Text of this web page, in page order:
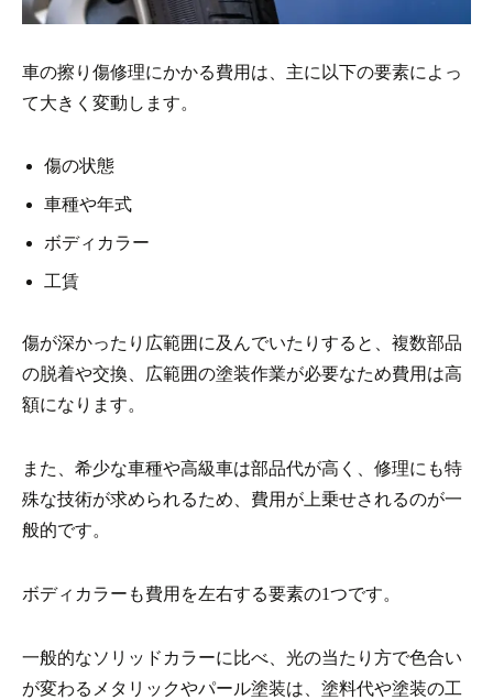
車の擦り傷修理にかかる費用は、主に以下の要素によっ
て大きく変動します。
傷の状態
車種や年式
ボディカラー
工賃
傷が深かったり広範囲に及んでいたりすると、複数部品
の脱着や交換、広範囲の塗装作業が必要なため費用は高
額になります。
また、希少な車種や高級車は部品代が高く、修理にも特
殊な技術が求められるため、費用が上乗せされるのが一
般的です。
ボディカラーも費用を左右する要素の1つです。
一般的なソリッドカラーに比べ、光の当たり方で色合い
が変わるメタリックやパール塗装は、塗料代や塗装の工